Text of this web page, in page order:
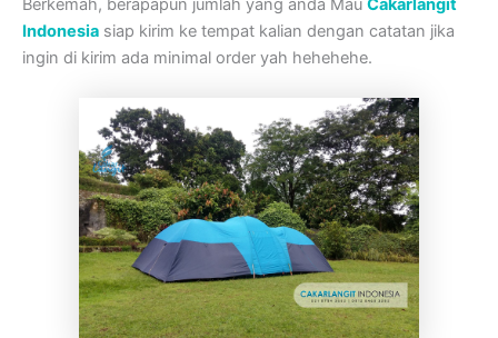
Berkemah, berapapun jumlah yang anda Mau Cakarlangit
Indonesia siap kirim ke tempat kalian dengan catatan jika
ingin di kirim ada minimal order yah hehehehe.